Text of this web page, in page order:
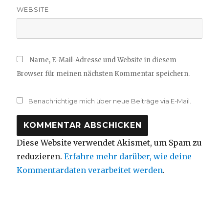
WEBSITE
Name, E-Mail-Adresse und Website in diesem
Browser für meinen nächsten Kommentar speichern.
Benachrichtige mich über neue Beiträge via E-Mail.
Diese Website verwendet Akismet, um Spam zu
reduzieren.Erfahre mehr darüber, wie deine
Kommentardaten verarbeitet werden.